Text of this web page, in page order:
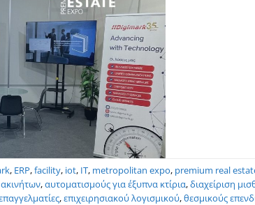
, ERP,facility, iot, IT, metropolitan expo, premium real
,αυτοματισμούς για έξυπνα κτίρια,διαχείριση
,επιχειρησιακού λογισμικού,θεσμικούς